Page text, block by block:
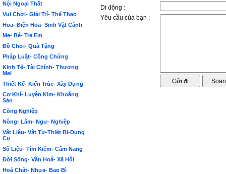
Nội Ngoại Thất
Vui Chơi- Giải Trí- Thể Thao
Hoa- Điện Hoa- Sinh Vật Cảnh
Mẹ- Bé- Trẻ Em
Đồ Chơi- Quà Tặng
Pháp Luật- Công Chứng
Kinh Tế- Tài Chính- Thương
Mại
Thiết Kế- Kiến Trúc- Xây Dựng
Cơ Khí- Luyện Kim- Khoáng
Sản
Công Nghiệp
Nông- Lâm- Ngư- Nghiệp
Vật Liệu- Vật Tư-Thiết Bị-Dụng
Cụ
Số Liệu- Tìm Kiếm- Cẩm Nang
Đời Sống- Văn Hoá- Xã Hội
Hoá Chất- Nhựa- Bao Bì
Di động :
Yêu cầu của bạn :